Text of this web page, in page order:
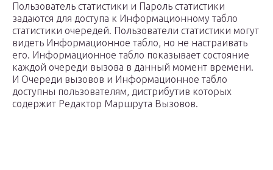
Пользователь статистики и Пароль статистики
задаются для доступа к Информационному табло
статистики очередей. Пользователи статистики могут
видеть Информационное табло, но не настраивать
его. Информационное табло показывает состояние
каждой очереди вызова в данный момент времени.
И Очереди вызовов и Информационное табло
доступны пользователям, дистрибутив которых
содержит Редактор Маршрута Вызовов.